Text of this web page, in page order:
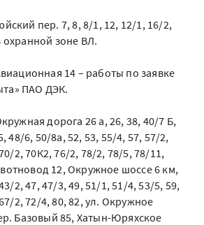
пер. 7, 8, 8/1, 12, 12/1, 16/2,
охранной зоне ВЛ.
14 – работы по заявке
ПАО ДЭК.
дорога 26 а, 26, 38, 40/7 Б,
48/6, 50/8а, 52, 53, 55/4, 57, 57/2,
2, 70К2, 76/2, 78/2, 78/5, 78/11,
12, Окружное шоссе 6 км,
2, 47, 47/3, 49, 51/1, 51/4, 53/5, 59,
2, 72/4, 80, 82, ул. Окружное
Базовый 85, Хатын-Юряхское